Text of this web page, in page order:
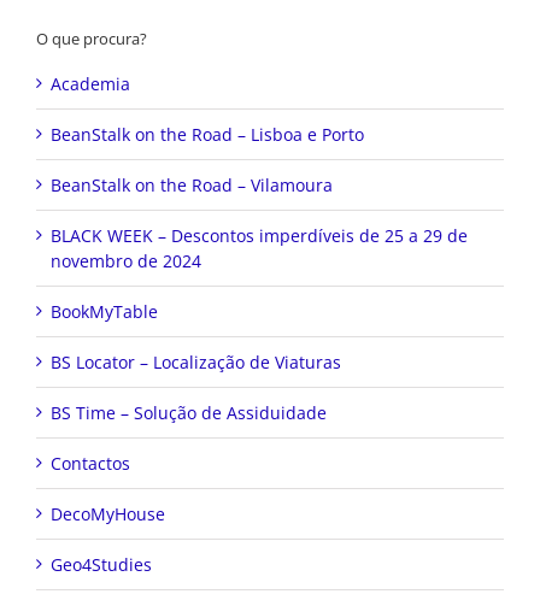
O que procura?
Academia
BeanStalk on the Road – Lisboa e Porto
BeanStalk on the Road – Vilamoura
BLACK WEEK – Descontos imperdíveis de 25 a 29 de
novembro de 2024
BookMyTable
BS Locator – Localização de Viaturas
BS Time – Solução de Assiduidade
Contactos
DecoMyHouse
Geo4Studies